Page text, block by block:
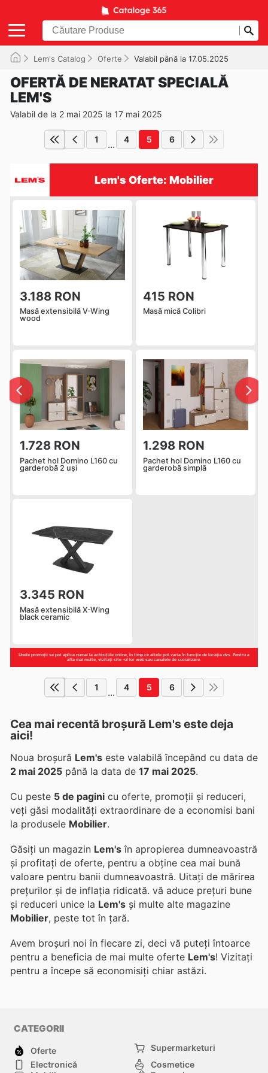
Lem's Catalog Oferte Valabil până la 17.05.2025
OFERTĂ DE NERATAT SPECIALĂ
LEM'S
Valabil de la 2 mai 2025 la 17 mai 2025
1 ... 4 5 6
Lem's Oferte: Mobilier
3.188 RON
Masă extensibilă V-Wing
wood
415 RON
Masă mică Colibri
1.728 RON
Pachet hol Domino L160 cu
garderobă 2 uși
1.298 RON
Pachet hol Domino L160 cu
garderobă simplă
3.345 RON
Masă extensibilă X-Wing
black ceramic
Unele promoții se pot aplica numai la achizițiile online, în timp ce altele pot varia în funcție de locația dvs. Pentru a
afla mai multe, vizitați site -ul lor web sau canalele de socializare.
1 ... 4 5 6
Cea mai recentă broșură Lem's este deja
aici!
Noua broșură Lem's este valabilă începând cu data de
2 mai 2025 până la data de 17 mai 2025.
Cu peste 5 de pagini cu oferte, promoții și reduceri,
veți găsi modalități extraordinare de a economisi bani
la produsele Mobilier.
Găsiți un magazin Lem's în apropierea dumneavoastră
și profitați de oferte, pentru a obține cea mai bună
valoare pentru banii dumneavoastră. Uitați de mărirea
prețurilor și de inflația ridicată. vă aduce prețuri bune
și reduceri unice la Lem's și multe alte magazine
Mobilier, peste tot în țară.
Avem broșuri noi în fiecare zi, deci vă puteți întoarce
pentru a beneficia de mai multe oferte Lem's! Vizitați
pentru a începe să economisiți chiar astăzi.
CATEGORII
Oferte
Supermarketuri
Electronică
Cosmetice